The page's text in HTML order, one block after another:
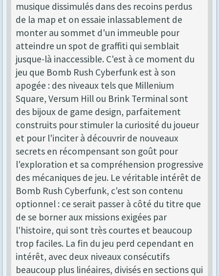
musique dissimulés dans des recoins perdus
de la map et on essaie inlassablement de
monter au sommet d'un immeuble pour
atteindre un spot de graffiti qui semblait
jusque-là inaccessible. C'est à ce moment du
jeu que Bomb Rush Cyberfunk est à son
apogée : des niveaux tels que Millenium
Square, Versum Hill ou Brink Terminal sont
des bijoux de game design, parfaitement
construits pour stimuler la curiosité du joueur
et pour l'inciter à découvrir de nouveaux
secrets en récompensant son goût pour
l'exploration et sa compréhension progressive
des mécaniques de jeu. Le véritable intérêt de
Bomb Rush Cyberfunk, c'est son contenu
optionnel : ce serait passer à côté du titre que
de se borner aux missions exigées par
l'histoire, qui sont très courtes et beaucoup
trop faciles. La fin du jeu perd cependant en
intérêt, avec deux niveaux consécutifs
beaucoup plus linéaires, divisés en sections qui